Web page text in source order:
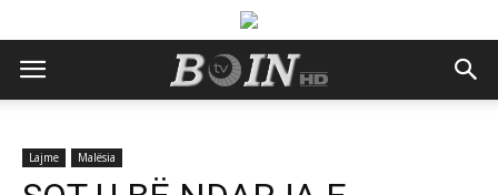
Lajme Malësia